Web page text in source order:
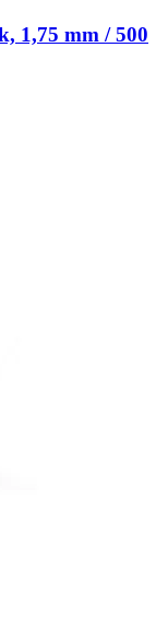
1,75 mm / 500